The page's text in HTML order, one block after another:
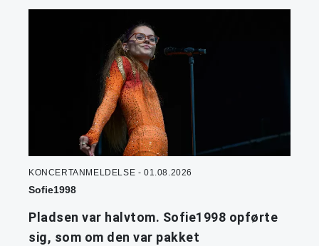
KONCERTANMELDELSE - 01.08.2026
Sofie1998
Pladsen var halvtom. Sofie1998 opførte
sig, som om den var pakket